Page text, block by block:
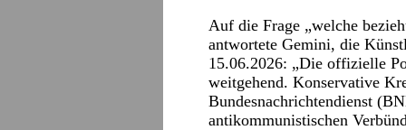
Auf die Frage „welche
antwortete Gemini, die
15.06.2026: „Die offizielle
weitgehend. Konservative
Bundesnachrichtendienst
antikommunistischen